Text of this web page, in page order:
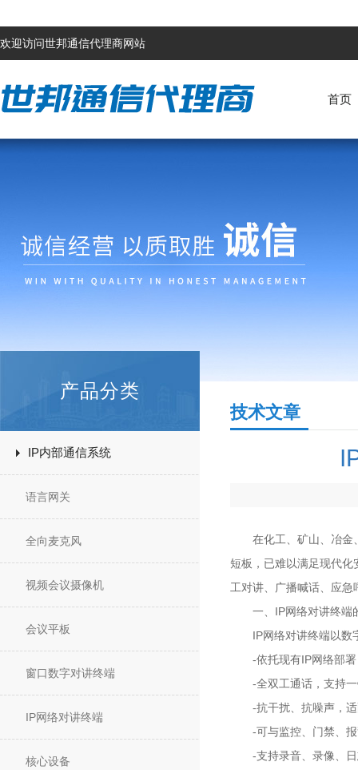
欢迎访问世邦通信代理商网站
首页
产品分类
IP内部通信系统
语言网关
全向麦克风
视频会议摄像机
会议平板
窗口数字对讲终端
IP网络对讲终端
核心设备
技术文章
在化工、矿山、冶金、
短板，已难以满足现代化
工对讲、广播喊话、应急
一、IP网络对讲终端
IP网络对讲终端以数字
-依托现有IP网络部署
-全双工通话，支持一
-抗干扰、抗噪声，适
-可与监控、门禁、报
-支持录音、录像、日